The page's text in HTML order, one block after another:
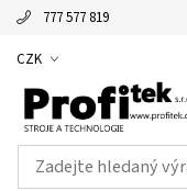
777 577 819
CZK